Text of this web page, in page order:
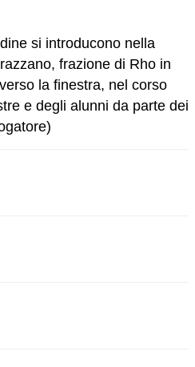
si introducono nella
frazione di Rho in
la finestra, nel corso
e degli alunni da parte dei